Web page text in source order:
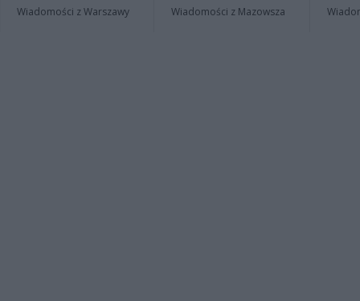
Wiadomości z Warszawy Wiadomości z Mazowsza